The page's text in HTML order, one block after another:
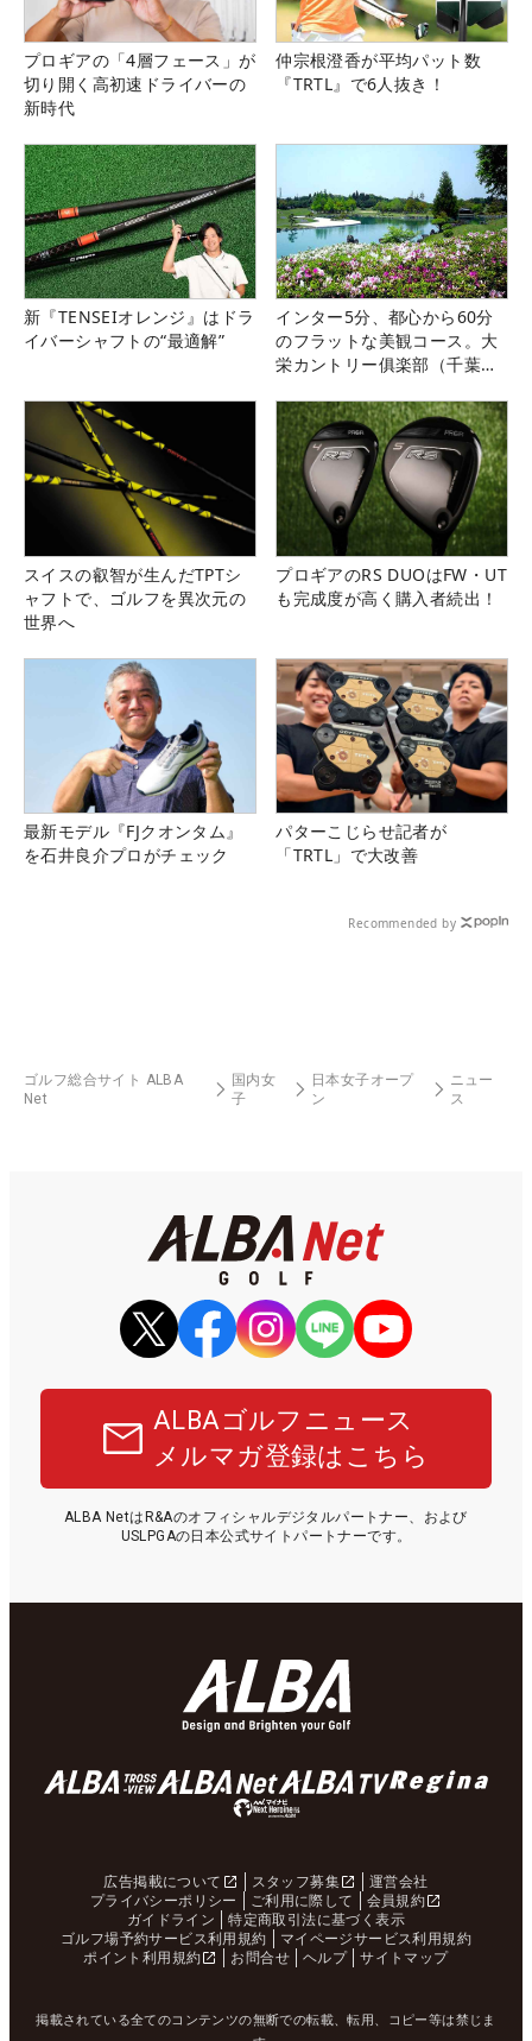
プロギアの「4層フェース」が
切り開く高初速ドライバーの
新時代
仲宗根澄香が平均パット数
『TRTL』で6人抜き！
新『TENSEIオレンジ』はドラ
イバーシャフトの“最適解”
インター5分、都心から60分
のフラットな美観コース。大
栄カントリー俱楽部（千葉
スイスの叡智が生んだTPTシ
ャフトで、ゴルフを異次元の
世界へ
プロギアのRS DUOはFW・UT
も完成度が高く購入者続出！
最新モデル『FJクオンタム』
を石井良介プロがチェック
パターこじらせ記者が
「TRTL」で大改善
Recommended by
ゴルフ総合サイト ALBA
Net
国内女
子
日本女子オープ
ン
ニュー
ス
ALBAゴルフニュース
メルマガ登録はこちら
ALBA NetはR&Aのオフィシャルデジタルパートナー、および
USLPGAの日本公式サイトパートナーです。
広告掲載について スタッフ募集
運営会社
プライバシーポリシー
ご利用に際して
会員規約
ガイドライン
特定商取引法に基づく表示
ゴルフ場予約サービス利用規約
マイページサービス利用規約
ポイント利用規約
お問合せ ヘルプ サイトマップ
掲載されている全てのコンテンツの無断での転載、転用、コピー等は禁じま